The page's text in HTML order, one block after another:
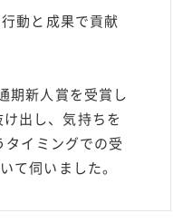
動と成果で貢献
期新人賞を受賞し
出し、気持ちを
イミングでの受
て伺いました。